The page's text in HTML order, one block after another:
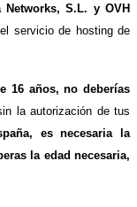
S.L. y OVH
servicio de hosting de
16 años, no deberías
la autorización de tus
es necesaria la
la edad necesaria,